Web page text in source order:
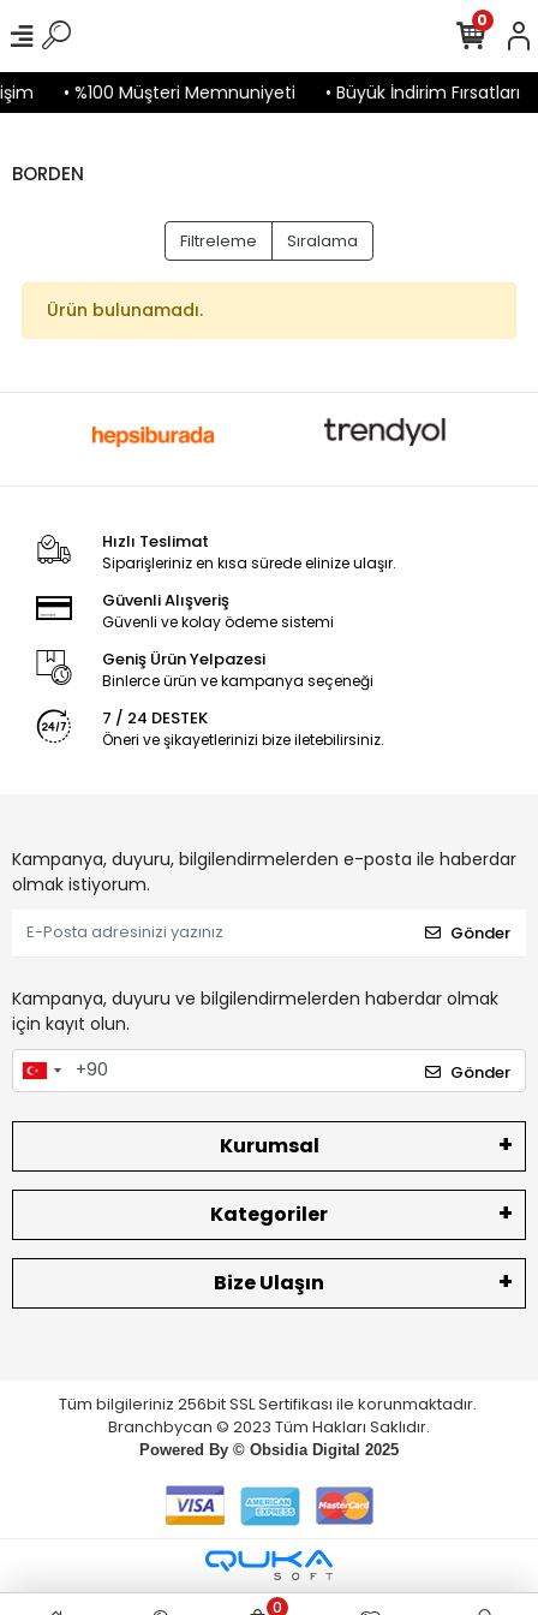
• %100 Müşteri Memnuniyeti • Büyük İndirim Fırsatları
0
BORDEN
Filtreleme Sıralama
Ürün bulunamadı.
Hızlı Teslimat
Siparişleriniz en kısa sürede elinize ulaşır.
Güvenli Alışveriş
Güvenli ve kolay ödeme sistemi
Geniş Ürün Yelpazesi
Binlerce ürün ve kampanya seçeneği
7 / 24 DESTEK
Öneri ve şikayetlerinizi bize iletebilirsiniz.
Kampanya, duyuru, bilgilendirmelerden e-posta ile haberdar
olmak istiyorum.
Gönder
Kampanya, duyuru ve bilgilendirmelerden haberdar olmak
için kayıt olun.
Gönder
Kurumsal
Kategoriler
Bize Ulaşın
Tüm bilgileriniz 256bit SSL Sertifikası ile korunmaktadır.
Branchbycan © 2023 Tüm Hakları Saklıdır.
Powered By © Obsidia Digital 2025
0